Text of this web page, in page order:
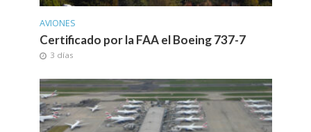
AVIONES
Certificado por la FAA el Boeing 737-7
3 días